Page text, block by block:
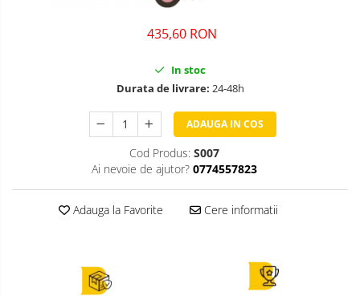
435,60 RON
In stoc
Durata de livrare: 24-48h
ADAUGA IN COS
Cod Produs: S007
Ai nevoie de ajutor? 0774557823
Adauga la Favorite Cere informatii